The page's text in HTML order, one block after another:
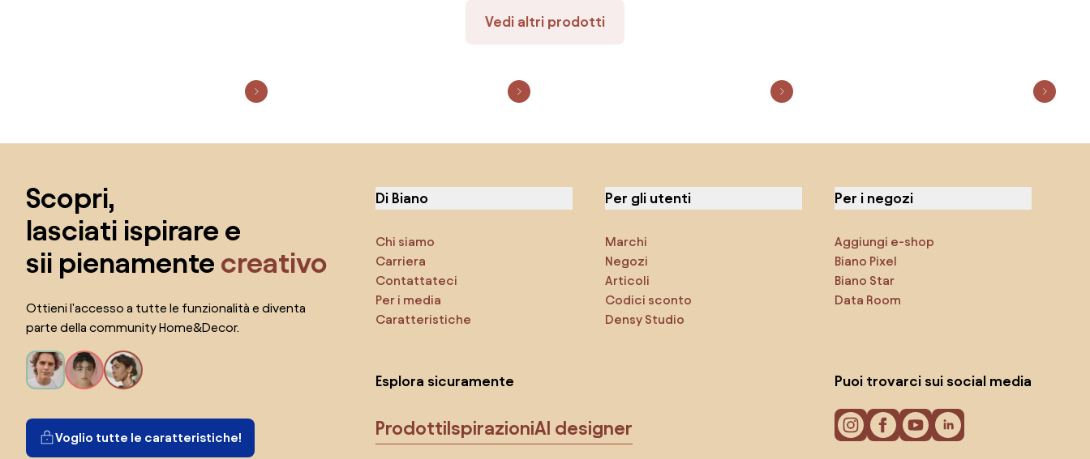
Vedi altri prodotti
Scopri,
lasciati ispirare e
sii pienamente creativo
Ottieni l'accesso a tutte le funzionalità e diventa
parte della community Home&Decor.
Voglio tutte le caratteristiche!
Di Biano
Chi siamo
Carriera
Contattateci
Per i media
Caratteristiche
Per gli utenti
Marchi
Negozi
Articoli
Codici sconto
Densy Studio
Per i negozi
Aggiungi e-shop
Biano Pixel
Biano Star
Data Room
Esplora sicuramente
Prodotti IspirazioniAI designer
Puoi trovarci sui social media